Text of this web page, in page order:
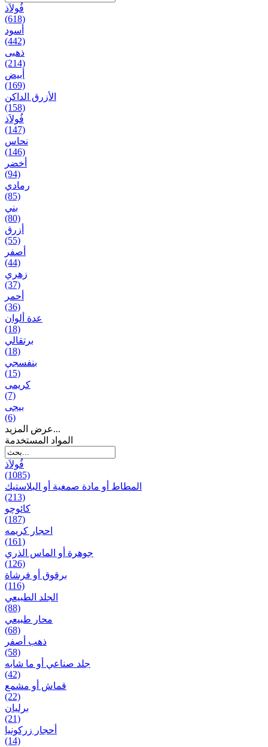
فُولاَذ
(618)
أسود
(442)
ذهبی
(214)
أبيض
(169)
الأزرق الداكن
(158)
فُولاَذ
(147)
نحاس
(146)
أخضر
(94)
رمادي
(85)
بني
(80)
أزرق
(55)
أصفر
(44)
زهري
(37)
أحمر
(36)
عدة ألوان
(18)
برتقالي
(18)
بنفسجي
(15)
کریمی
(7)
بيجی
(6)
عرض المزيد...
المواد المستخدمة
فُولاَذ
(1085)
المطاط أو مادة صمغية أو البلاستيك
(213)
کائوچو
(187)
احجار کریمه
(161)
جوهرة أو الماس الذري
(126)
برقوق أو فرشاة
(116)
الجلد الطبيعي
(88)
محار طبيعي
(68)
ذهب أصفر
(58)
جلد صناعي أو ما شابه
(42)
قماش أو مشمع
(22)
برلیان
(21)
أحجار زركونيا
(14)